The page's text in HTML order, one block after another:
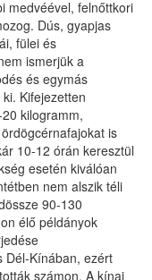
medvéével, felnőttkori
Dús, gyapjas
fülei és
ismerjük a
és egymás
Kifejezetten
kilogramm,
is
10-12 órán keresztül
esetén kiválóan
nem alszik téli
90-130
élő példányok
Dél-Kínában, ezért
számon. A kínai